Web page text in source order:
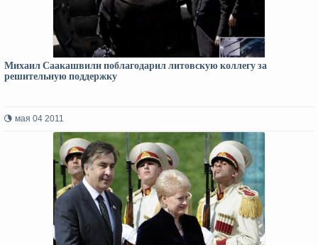
Михаил Саакашвили поблагодарил литовскую коллегу за
решительную поддержку
мая 04 2011